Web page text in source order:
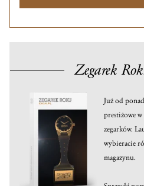
Zegarek
Już od
prestiżowe w
zegarków.
wybieracie
magazynu.